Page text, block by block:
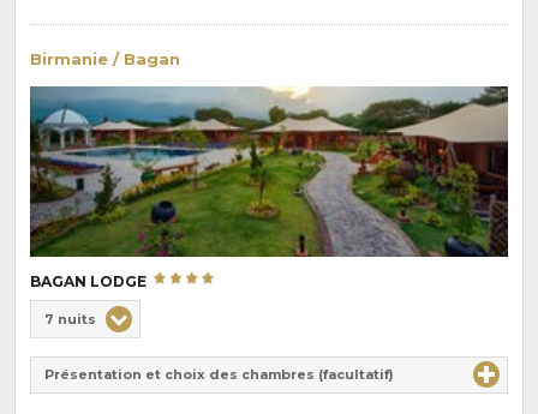
Birmanie / Bagan
BAGAN LODGE
de
pension
Durée
7 nuits
Présentation et choix des chambres (facultatif)